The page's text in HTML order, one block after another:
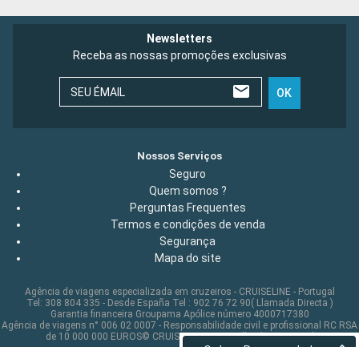
Newsletters
Receba as nossas promoções exclusivas
SEU ÉMAIL OK
Nossos Serviços
Seguro
Quem somos ?
Perguntas Frequentes
Termos e condições de venda
Segurança
Mapa do site
Agência de viagens especializada em cruzeiros - CRUISELINE - Portugal
Tel: 308 804 335 - Desde España Tel : 902 76 72 90( Llamada Directa )
Garantia financeira Groupama Apólice número 4000717380
Agência de viagens n° 006 02 0007 - Responsabilidade civil e profissional RC RSA
de 10 000 000 EUROS© CRUISELINE 2026 - all rights reserved